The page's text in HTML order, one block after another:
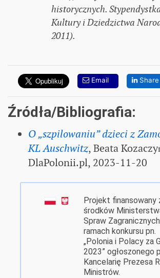
historycznych.
Kultury i Dziedzictwa
2011).
Email Share
Źródła/Bibliografia:
O „szpilowaniu” dzieci z
KL Auschwitz, Beata
DlaPolonii.pl, 2023-11-20
Projekt finansowany
środków
Spraw
ramach konkursu pn.
„Polonia i Polacy za
2023” ogłoszonego
Kancelarię Prezesa
Ministrów.